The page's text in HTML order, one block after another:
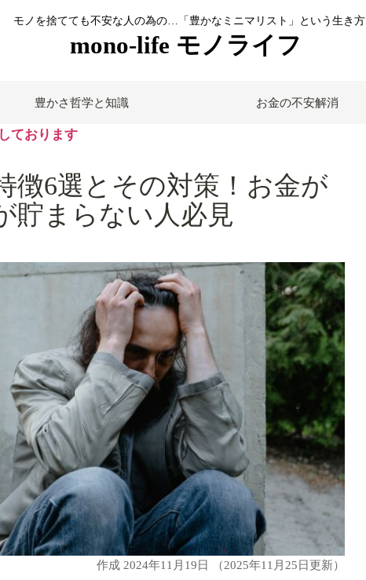
モノを捨てても不安な人の為の…「豊かなミニマリスト」という生き方
mono-life モノライフ
豊かさ哲学と知識 お金の不安解消
ております
徴6選とその対策！お金が
貯まらない人必見
作成 2024年11月19日 （2025年11月25日更新）